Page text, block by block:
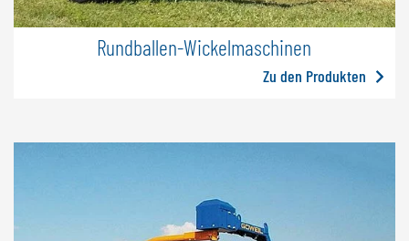
Rundballen-Wickelmaschinen
Zu den Produkten